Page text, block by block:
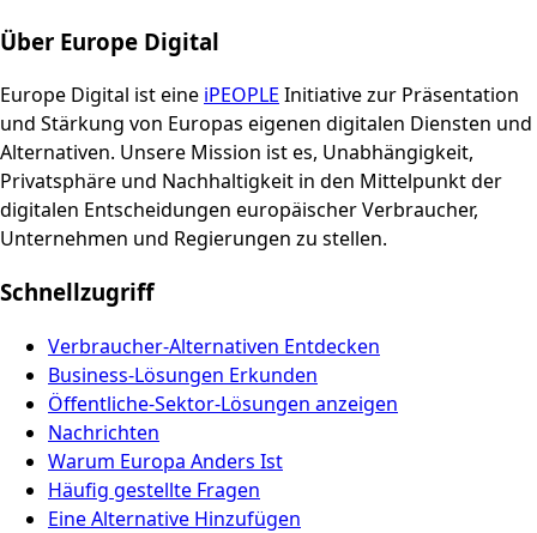
Über Europe Digital
Europe Digital ist eine iPEOPLE Initiative zur Präsentation
und Stärkung von Europas eigenen digitalen Diensten und
Alternativen. Unsere Mission ist es, Unabhängigkeit,
Privatsphäre und Nachhaltigkeit in den Mittelpunkt der
digitalen Entscheidungen europäischer Verbraucher,
Unternehmen und Regierungen zu stellen.
Schnellzugriff
Verbraucher-Alternativen Entdecken
Business-Lösungen Erkunden
Öffentliche-Sektor-Lösungen anzeigen
Nachrichten
Warum Europa Anders Ist
Häufig gestellte Fragen
Eine Alternative Hinzufügen